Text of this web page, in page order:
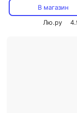
серый,Светлое
арт.DPBLL.010818.C5
В магазин
Лю.ру